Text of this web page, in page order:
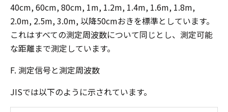
40cm, 60cm, 80cm, 1m, 1.2m, 1.4m, 1.6m, 1.8m,
2.0m, 2.5m, 3.0m, 以降50cmおきを標準としています。
これはすべての測定周波数について同じとし、測定可能
な距離まで測定しています。
F. 測定信号と測定周波数
JISでは以下のように示されています。